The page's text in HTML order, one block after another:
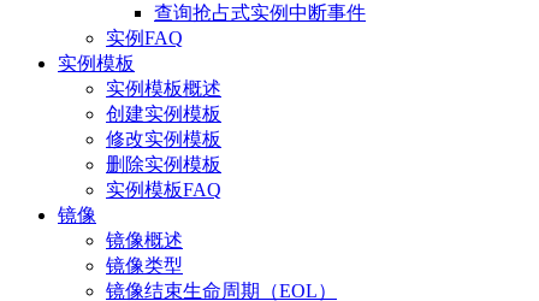
查询抢占式实例中断事件
实例FAQ
实例模板
实例模板概述
创建实例模板
修改实例模板
删除实例模板
实例模板FAQ
镜像
镜像概述
镜像类型
镜像结束生命周期（EOL）